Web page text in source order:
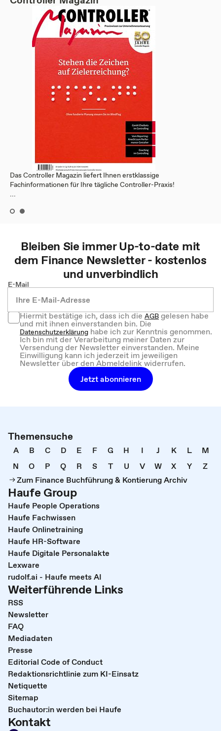
Das Controller Magazin liefert Ihnen erstklassige
Fachinformationen für Ihre tägliche Controller-Praxis!
...
Bleiben Sie immer Up-to-date mit
dem Finance Newsletter - kostenlos
und unverbindlich
E-Mail
Hiermit bestätige ich, dass ich dieAGBgelesen habe
und mit ihnen einverstanden bin. Die
Datenschutzerklärung habe ich zur Kenntnis genommen.
Ich bin mit der Verarbeitung meiner Daten zur
Versendung der Newsletter einverstanden. Meine
Einwilligung kann ich jederzeit im jeweiligen
Newsletter über den Abmeldelink widerrufen.
Jetzt abonnieren
Themensuche
A B C D E F G H I J K L
M
N
O P Q R S T U V W X Y
Z
Zum Finance Buchführung & Kontierung Archiv
Haufe Group
Haufe People Operations
Haufe Fachwissen
Haufe Onlinetraining
Haufe HR-Software
Haufe Digitale Personalakte
Lexware
rudolf.ai - Haufe meets AI
Weiterführende Links
RSS
Newsletter
FAQ
Mediadaten
Presse
Editorial Code of Conduct
Redaktionsrichtlinie zum KI-Einsatz
Netiquette
Sitemap
Buchautor:in werden bei Haufe
Kontakt